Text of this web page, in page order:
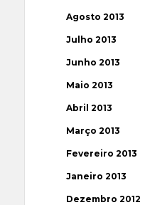
Agosto 2013
Julho 2013
Junho 2013
Maio 2013
Abril 2013
Março 2013
Fevereiro 2013
Janeiro 2013
Dezembro 2012